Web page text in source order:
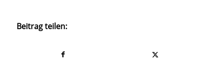
Beitrag teilen: